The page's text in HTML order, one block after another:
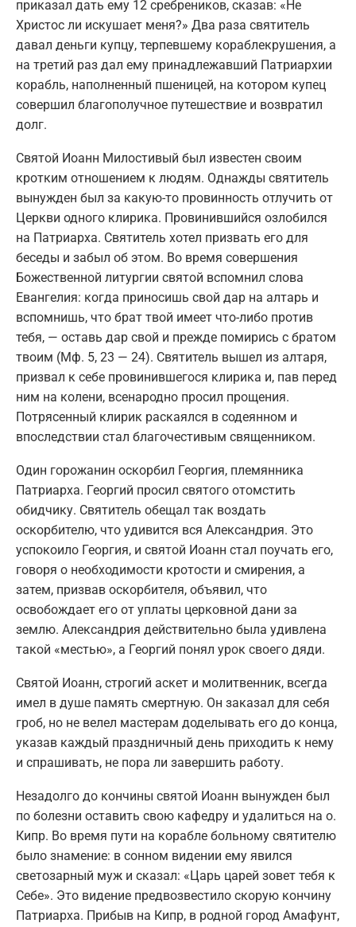
приказал дать ему 12 сребреников, сказав: «Не
Христос ли искушает меня?» Два раза святитель
давал деньги купцу, терпевшему кораблекрушения, а
на третий раз дал ему принадлежавший Патриархии
корабль, наполненный пшеницей, на котором купец
совершил благополучное путешествие и возвратил
долг.
Святой Иоанн Милостивый был известен своим
кротким отношением к людям. Однажды святитель
вынужден был за какую-то провинность отлучить от
Церкви одного клирика. Провинившийся озлобился
на Патриарха. Святитель хотел призвать его для
беседы и забыл об этом. Во время совершения
Божественной литургии святой вспомнил слова
Евангелия: когда приносишь свой дар на алтарь и
вспомнишь, что брат твой имеет что-либо против
тебя, — оставь дар свой и прежде помирись с братом
твоим (Мф. 5, 23 — 24). Святитель вышел из алтаря,
призвал к себе провинившегося клирика и, пав перед
ним на колени, всенародно просил прощения.
Потрясенный клирик раскаялся в содеянном и
впоследствии стал благочестивым священником.
Один горожанин оскорбил Георгия, племянника
Патриарха. Георгий просил святого отомстить
обидчику. Святитель обещал так воздать
оскорбителю, что удивится вся Александрия. Это
успокоило Георгия, и святой Иоанн стал поучать его,
говоря о необходимости кротости и смирения, а
затем, призвав оскорбителя, объявил, что
освобождает его от уплаты церковной дани за
землю. Александрия действительно была удивлена
такой «местью», а Георгий понял урок своего дяди.
Святой Иоанн, строгий аскет и молитвенник, всегда
имел в душе память смертную. Он заказал для себя
гроб, но не велел мастерам доделывать его до конца,
указав каждый праздничный день приходить к нему
и спрашивать, не пора ли завершить работу.
Незадолго до кончины святой Иоанн вынужден был
по болезни оставить свою кафедру и удалиться на о.
Кипр. Во время пути на корабле больному святителю
было знамение: в сонном видении ему явился
светозарный муж и сказал: «Царь царей зовет тебя к
Себе». Это видение предвозвестило скорую кончину
Патриарха. Прибыв на Кипр, в родной город Амафунт,